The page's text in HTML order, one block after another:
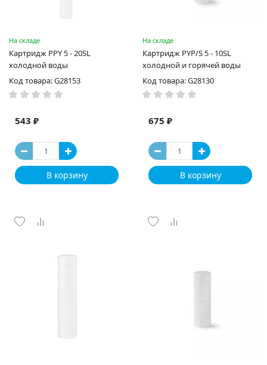
На складе
Картридж PPY 5 - 20SL
холодной воды
Код товара: G28153
543 ₽
В корзину
На складе
Картридж PYP/S 5 - 10SL
холодной и горячей воды
Код товара: G28130
675 ₽
В корзину